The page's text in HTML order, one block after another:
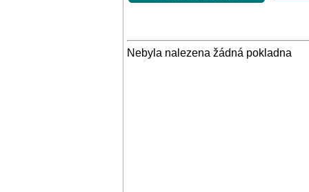
Nebyla nalezena žádná pokladna